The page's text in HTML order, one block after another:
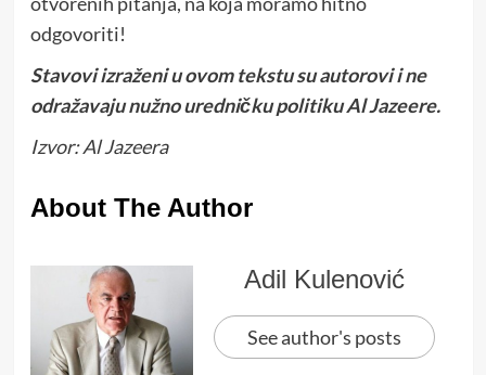
odgovoriti!
Stavovi izraženi u ovom tekstu su autorovi i ne
odražavaju nužno uredničku politiku Al Jazeere.
Izvor: Al Jazeera
About The Author
Adil Kulenović
See author's posts